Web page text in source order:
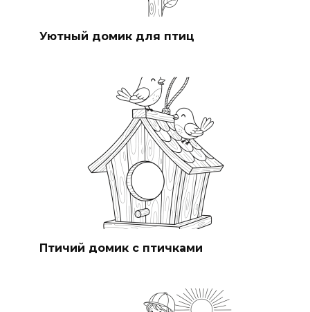
Уютный домик для птиц
Птичий домик с птичками